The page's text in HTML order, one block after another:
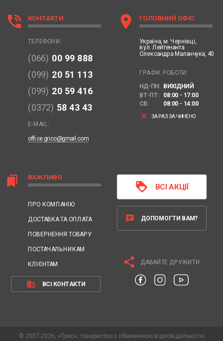
bookmarks ВАЖЛИВО
ПРО КОМПАНІЮ
ДОСТАВКА ТА ОПЛАТА
ПОВЕРНЕННЯ ТОВАРУ
ПОСТАЧАЛЬНИКАМ
КЛІЄНТАМ
business ВСІ КОНТАКТИ
phone_in_talk КОНТАКТИ
ТЕЛЕФОНИ:
(066) 00 99 888
(099) 20 51 113
(099) 20 59 416
(0372) 58 43 43
E-MAIL:
office.grico@gmail.com
location_on ГОЛОВНИЙ ОФІС
Україна, м. Чернівці,
вул. Лейтенанта
Олександра Маланчука, 40
ГРАФІК РОБОТИ:
НД-ПН: ВИХІДНИЙ
ВТ-ПТ:
08:00 - 17:00
СБ:
08:00 - 14:00
clear ЗАРАЗ ЗАЧИНЕНО
loyalty ВСІ АКЦІЇ
chat ДОПОМОГТИ ВАМ?
share ДАВАЙТЕ ДРУЖИТИ:
© 2007-2026, «Гріко», товариство з обмеженою відповідальністю